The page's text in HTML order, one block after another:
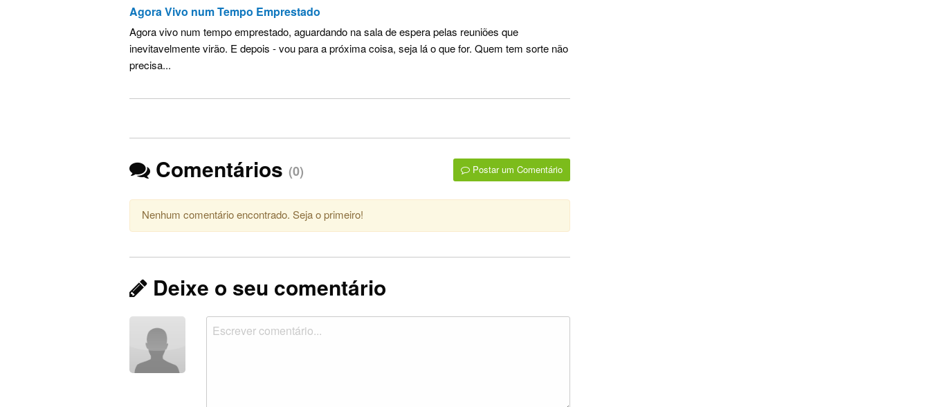
Agora Vivo num Tempo Emprestado
Agora vivo num tempo emprestado, aguardando na sala de espera pelas reuniões que
inevitavelmente virão. E depois - vou para a próxima coisa, seja lá o que for. Quem tem sorte não
precisa...
Comentários (0) Postar um Comentário
Nenhum comentário encontrado. Seja o primeiro!
Deixe o seu comentário